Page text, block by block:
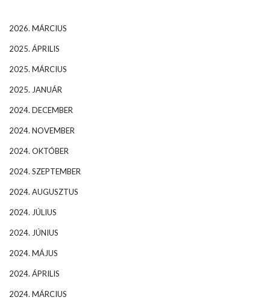
2026. MÁRCIUS
2025. ÁPRILIS
2025. MÁRCIUS
2025. JANUÁR
2024. DECEMBER
2024. NOVEMBER
2024. OKTÓBER
2024. SZEPTEMBER
2024. AUGUSZTUS
2024. JÚLIUS
2024. JÚNIUS
2024. MÁJUS
2024. ÁPRILIS
2024. MÁRCIUS